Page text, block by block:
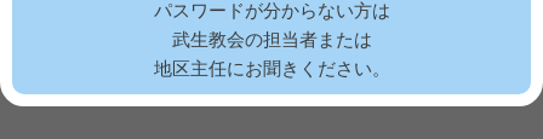
パスワードが分からない方は
武生教会の担当者または
地区主任にお聞きください。